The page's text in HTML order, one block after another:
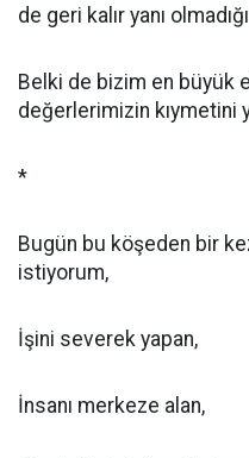
de geri kalır yanı
Belki de bizim en büyük
değerlerimizin
*
Bugün bu köşeden bir
istiyorum,
İşini severek yapan,
İnsanı merkeze alan,